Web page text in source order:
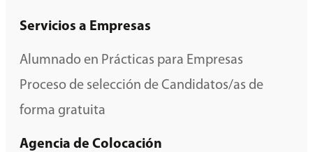
Servicios a Empresas
Alumnado en Prácticas para Empresas
Proceso de selección de Candidatos/as de
forma gratuita
Agencia de Colocación